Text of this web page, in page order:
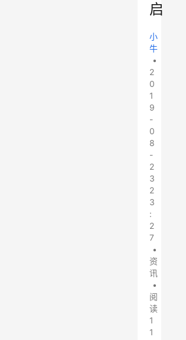
启
小
牛
•
2
0
1
9
-
0
8
-
2
3
2
3
:
2
7
•
资
讯
•
阅
读
1
1